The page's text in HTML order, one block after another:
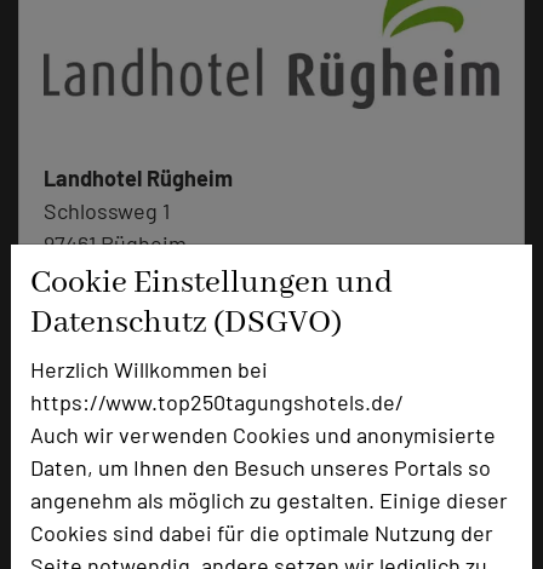
Cookie Einstellungen und
Datenschutz (DSGVO)
Herzlich Willkommen bei
https://www.top250tagungshotels.de/
Auch wir verwenden Cookies und anonymisierte
Daten, um Ihnen den Besuch unseres Portals so
angenehm als möglich zu gestalten. Einige dieser
Cookies sind dabei für die optimale Nutzung der
Landhotel Rügheim
Schlossweg 1
97461 Rügheim
phone +49 9523 50293-0
language Homepage
zur Tagungsanfrage hinzufügen add_circle
Bewertung